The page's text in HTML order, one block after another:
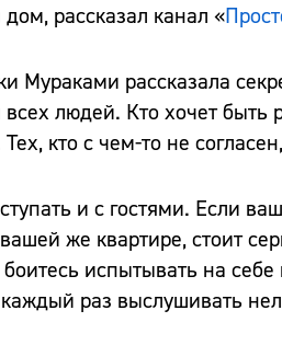
рассказал канал «
Мураками рассказала
людей. Кто хочет быть
Тех, кто с чем-то не
и с гостями. Если
же квартире, стоит
испытывать на себе
раз выслушивать